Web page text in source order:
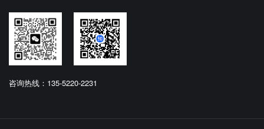
咨询热线：135-5220-2231